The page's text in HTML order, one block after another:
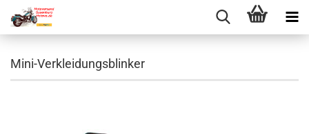
Mini-Verkleidungsblinker